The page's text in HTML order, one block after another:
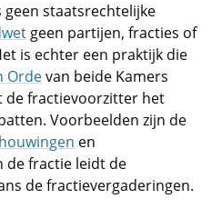
staatsrechtelijke
geen partijen, fracties of
is echter een praktijk die
Ordevan beide Kamers
de fractievoorzitter het
Voorbeelden zijn de
en
de fractie leidt de
de fractievergaderingen.